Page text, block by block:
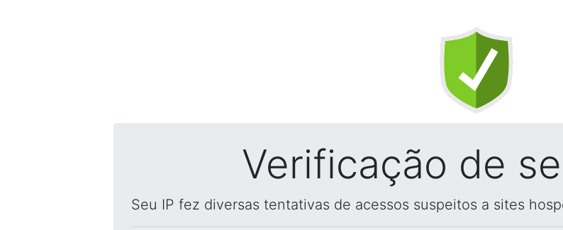
Verificação de
Seu IP fez diversas tentativas de acessos suspeitos a sites